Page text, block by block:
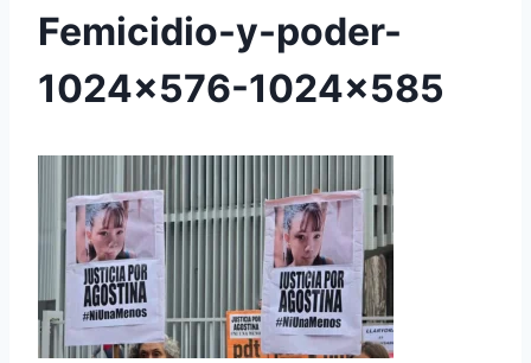
Femicidio-y-poder-
1024×576-1024×585